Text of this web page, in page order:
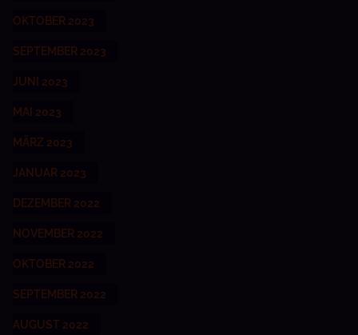
OKTOBER 2023
SEPTEMBER 2023
JUNI 2023
MAI 2023
MÄRZ 2023
JANUAR 2023
DEZEMBER 2022
NOVEMBER 2022
OKTOBER 2022
SEPTEMBER 2022
AUGUST 2022